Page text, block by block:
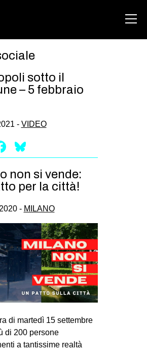
ABOUT
DEGENERAZIONE
GAZA FREESTYLE
MSM
ZAM
MILANO
MOBILITAZIONI
SPAZI
SPORT POPOLARE
AMBIENTE
ANTIFASCISMO
sotto il
– 5 febbraio
- VIDEO
Facebook
non si vende:
per la città!
- MILANO
di martedì 15 settembre
di 200 persone
a tantissime realtà